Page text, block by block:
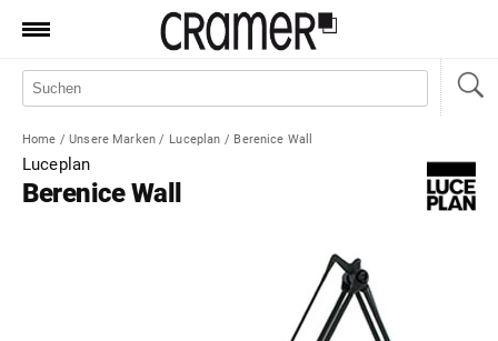
Produkte
Manufaktur
Aktionen
Home / Unsere Marken / Luceplan / Berenice Wall
Luceplan
Berenice Wall